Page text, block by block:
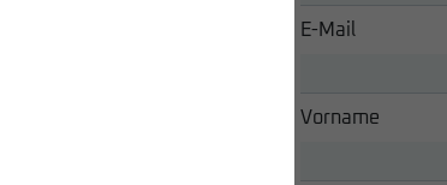
E-Mail
Vorname